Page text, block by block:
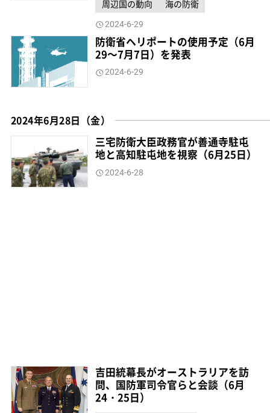
周辺国の動向 海の防衛
2024-6-29
防衛省ヘリポートの使用予定（6月
29～7月7日）を発表
2024-6-29
2024年6月28日（金）
三宅防衛大臣政務官が善通寺駐屯
地と高知駐屯地を視察（6月25日）
2024-6-28
吉田統幕長がオーストラリアを訪
問、国防軍司令官らと会談（6月
24・25日）